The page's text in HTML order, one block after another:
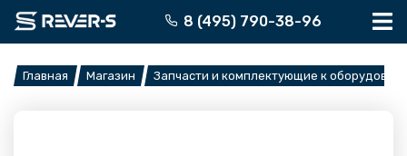
Перейти
8 (495) 790-38-96
Главная Магазин Запчасти и комплектующие к